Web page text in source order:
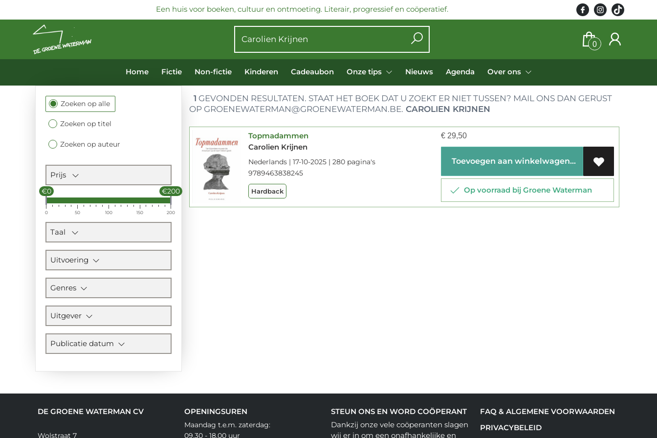
Een huis voor boeken, cultuur en ontmoeting. Literair, progressief en coöperatief.
0
Home Fictie Non-fictie Kinderen Cadeaubon Onze tips Nieuws Agenda Over ons
Filtersectie
Zoeken op alle
Zoeken op titel
Zoeken op auteur
Prijs
€0 €200
0 50 100 150 200
Taal
Uitvoering
Genres
Uitgever
Publicatie datum
1 GEVONDEN RESULTATEN. STAAT HET BOEK DAT U ZOEKT ER NIET TUSSEN? MAIL ONS DAN GERUST
OP GROENEWATERMAN@GROENEWATERMAN.BE. CAROLIEN KRIJNEN
Topmadammen
Carolien Krijnen
Nederlands | 17-10-2025 | 280 pagina's
9789463838245
Hardback
€ 29,50
Toevoegen aan winkelwagen
Op voorraad bij Groene Waterman
DE GROENE WATERMAN CV
Wolstraat 7
OPENINGSUREN
Maandag t.e.m. zaterdag:
09.30 - 18.00 uur
STEUN ONS EN WORD COÖPERANT
Dankzij onze vele coöperanten slagen
wij er in om een onafhankelijke en
FAQ & ALGEMENE VOORWAARDEN
PRIVACYBELEID